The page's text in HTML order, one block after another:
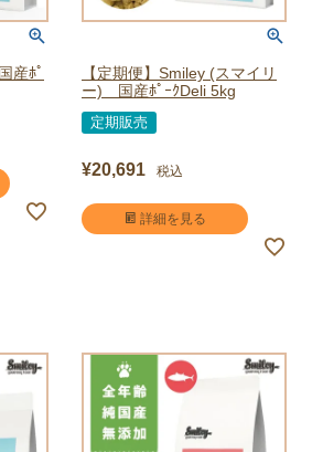
産ﾎﾟ
【定期便】Smiley (スマイリ
ー) 国産ﾎﾟｰｸDeli 5kg
定期販売
¥20,691 税込
詳細を見る